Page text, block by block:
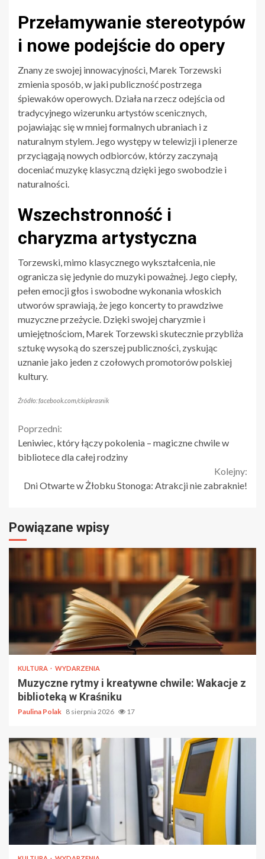
Przełamywanie stereotypów
i nowe podejście do opery
Znany ze swojej innowacyjności, Marek Torzewski
zmienia sposób, w jaki publiczność postrzega
śpiewaków operowych. Działa na rzecz odejścia od
tradycyjnego wizerunku artystów scenicznych,
pojawiając się w mniej formalnych ubraniach i z
naturalnym stylem. Jego występy w telewizji i plenerze
przyciągają nowych odbiorców, którzy zaczynają
doceniać muzykę klasyczną dzięki jego swobodzie i
naturalności.
Wszechstronność i
charyzma artystyczna
Torzewski, mimo klasycznego wykształcenia, nie
ogranicza się jedynie do muzyki poważnej. Jego ciepły,
pełen emocji głos i swobodne wykonania włoskich
utworów sprawiają, że jego koncerty to prawdziwe
muzyczne przeżycie. Dzięki swojej charyzmie i
umiejętnościom, Marek Torzewski skutecznie przybliża
sztukę wysoką do szerszej publiczności, zyskując
uznanie jako jeden z czołowych promotorów polskiej
kultury.
Źródło: facebook.com/ckipkrasnik
Continue
Reading
Poprzedni:
Leniwiec, który łączy pokolenia – magiczne chwile w
bibliotece dla całej rodziny
Kolejny:
Dni Otwarte w Żłobku Stonoga: Atrakcji nie zabraknie!
Powiązane wpisy
KULTURA WYDARZENIA
Muzyczne rytmy i kreatywne chwile: Wakacje z
biblioteką w Kraśniku
Paulina Polak 8 sierpnia 2026 17